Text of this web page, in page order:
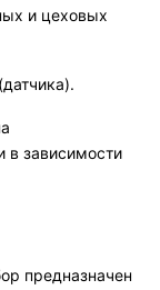
и цеховых
в зависимости
предназначен